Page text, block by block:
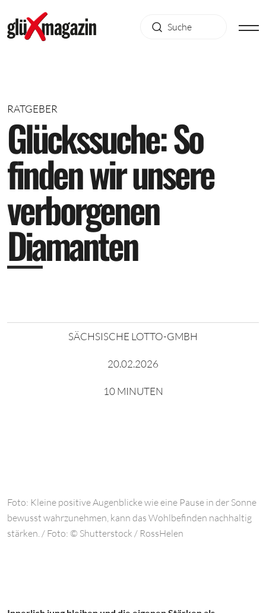
RATGEBER
Glückssuche:So
findenwirunsere
verborgenen
Diamanten
SÄCHSISCHE LOTTO-GMBH
20.02.2026
10 MINUTEN
Foto: Kleine positive Augenblicke wie eine Pause in der Sonne
bewusst wahrzunehmen, kann das Wohlbefinden nachhaltig
stärken. / Foto: © Shutterstock / RossHelen